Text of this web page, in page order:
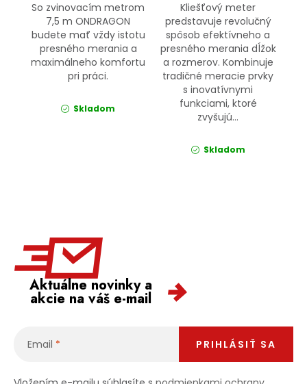
So zvinovacím metrom
7,5 m ONDRAGON
budete mať vždy istotu
presného merania a
maximálneho komfortu
pri práci.
Skladom
Kliešťový meter
predstavuje revolučný
spôsob efektívneho a
presného merania dĺžok
a rozmerov. Kombinuje
tradičné meracie prvky
s inovatívnymi
funkciami, ktoré
zvyšujú...
Skladom
Aktuálne novinky a
akcie na váš e-mail
Email PRIHLÁSIŤ SA